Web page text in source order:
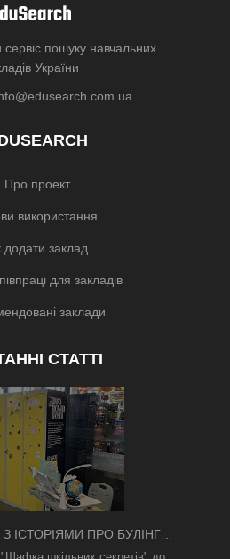
сервіс пошуку навчальних
України
Про проект
використання
додати заклад
для закладів
заклади
СТАТТІ
ІСТОРІЯМИ ПРО БУЛІНГ
В КИЄВІ